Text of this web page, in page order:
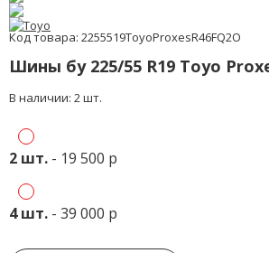
Код товара: 2255519ToyoProxesR46FQ2O
Шины бу 225/55 R19 Toyo
В наличии: 2 шт.
2 шт. - 19 500 р
4 шт. - 39 000 р